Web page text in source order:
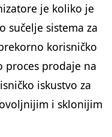
je koliko je
sučelje sistema za
korisničko
proces prodaje na
iskustvo za
i sklonijim